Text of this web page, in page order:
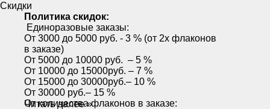
Скидки
Политика скидок:
Единоразовые заказы:
От 3000 до 5000 руб. - 3 % (от 2х флаконов
в заказе)
От 5000 до 10000 руб. – 5 %
От 10000 до 15000руб. – 7 %
От 15000 до 30000руб.– 10 %
От 30000 руб.– 15 %
От количества флаконов в заказе:
Читать далее »